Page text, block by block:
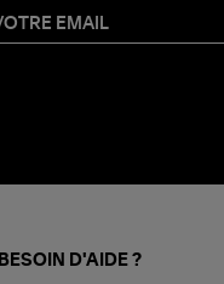
BESOIN D'AIDE ?